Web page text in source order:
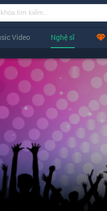
Video Nghệ sĩ